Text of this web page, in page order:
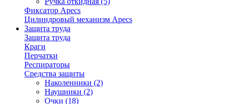
Фиксатор Apecs
Цилиндровый механизм Apecs
Защита труда
Защита труда
Краги
Перчатки
Респираторы
Средства защиты
Наколенники (2)
Наушники (2)
Очки (18)